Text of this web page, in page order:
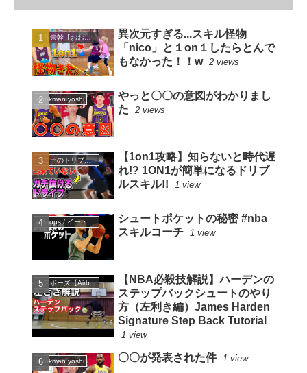
大井崇幹【おおいたかよし】
異次元すぎる...スキル怪物
「nico」と１on１したらとんで
もなかった！！w 2 views
dunkman yoshi
やっと〇〇の意図がわかりまし
た
2 views
コニーのドリブルスクール
【1on1攻略】知らないと時代遅
れ!? 1ON1が簡単になるドリブ
ルスキル!!
1 view
シュートポケットの秘密 #nba
スキルコーチ
1 view
エアボーズ【Airbowz 】
【NBA必殺技解説】ハーデンの
ステップバックシュートのやり
方（左利き編）James Harden
Signature Step Back Tutorial
1 view
dunkman yoshi 〇〇が発表された件 1 view